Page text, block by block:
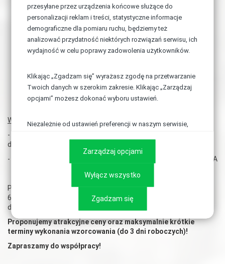
przesyłane przez urządzenia końcowe służące do
personalizacji reklam i treści, statystyczne informacje
demograficzne dla pomiaru ruchu, będziemy też
analizować przydatność niektórych rozwiązań serwisu, ich
wydajność w celu poprawy zadowolenia użytkowników.
Klikając „Zgadzam się” wyrażasz zgodę na przetwarzanie
Twoich danych w szerokim zakresie. Klikając „Zarządzaj
opcjami” możesz dokonać wyboru ustawień.
Niezależnie od ustawień preferencji w naszym serwisie,
Polityce prywatności.
Zarządzaj opcjami
Wyłącz wszystko
Zgadzam się
Profesjonalizm i Precyzja!
W ramach usługi proponujemy:
- wykonanie wzorcowania kluczy i wkrętaków
dynamometrycznych w zakresie 0,2 - 1100 Nm
- wydanie świadectwa wzorcowania z symbolem akredytacji PCA
Pomiary przeprawadzane są w 3 punktach pomiarowych: 20%,
60%, 100% momentu maksymalnego klucza
dynamometrycznego.
Proponujemy atrakcyjne ceny oraz maksymalnie krótkie
terminy wykonania wzorcowania (do 3 dni roboczych)!
Zapraszamy do współpracy!